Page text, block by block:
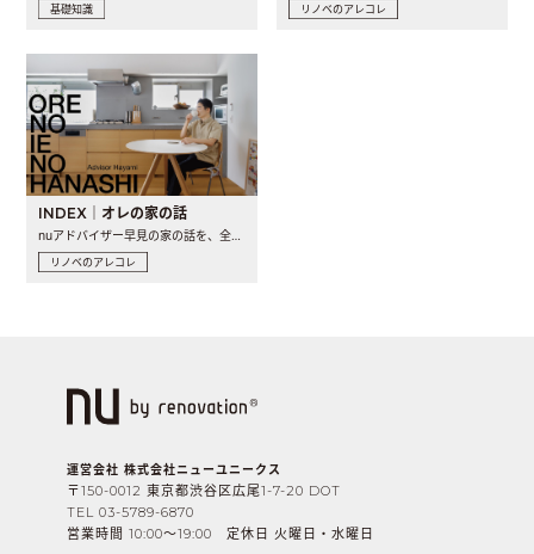
基礎知識 リノベのアレコレ
INDEX｜オレの家の話
nuアドバイザー早見の家の話を、全4話でお届け。リノベーションを..
リノベのアレコレ
運営会社 株式会社ニューユニークス
〒150-0012 東京都渋谷区広尾1-7-20 DOT
TEL 03-5789-6870
営業時間 10:00〜19:00 定休日 火曜日・水曜日